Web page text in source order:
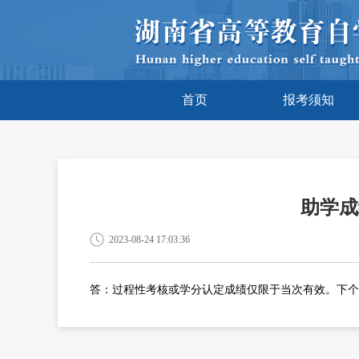
首页 报考须知
助学
2023-08-24 17:03:36
答：过程性考核或学分认定成绩仅限于当次有效。下个